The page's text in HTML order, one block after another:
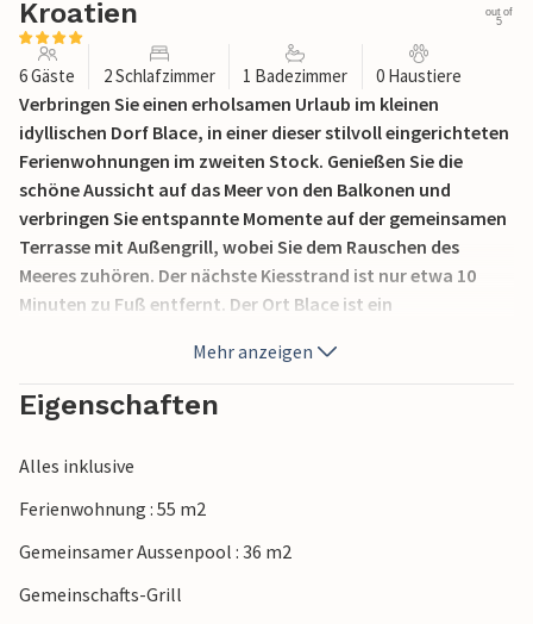
Kroatien
out of
5
6 Gäste 2 Schlafzimmer 1 Badezimmer 0 Haustiere
Verbringen Sie einen erholsamen Urlaub im kleinen
idyllischen Dorf Blace, in einer dieser stilvoll eingerichteten
Ferienwohnungen im zweiten Stock. Genießen Sie die
schöne Aussicht auf das Meer von den Balkonen und
verbringen Sie entspannte Momente auf der gemeinsamen
Terrasse mit Außengrill, wobei Sie dem Rauschen des
Meeres zuhören. Der nächste Kiesstrand ist nur etwa 10
Minuten zu Fuß entfernt. Der Ort Blace ist ein
interessante Lage so nah am Meer und der Flussmündung
Neretva.
Mehr anzeigen
Eigenschaften
Alles inklusive
Ferienwohnung : 55 m2
Gemeinsamer Aussenpool : 36 m2
Gemeinschafts-Grill